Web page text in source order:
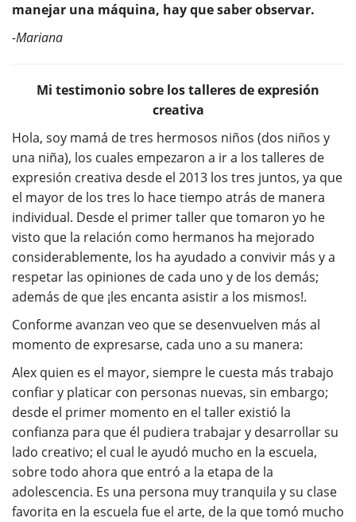
manejar una máquina, hay que saber observar.
-Mariana
Mi testimonio sobre los talleres de expresión
creativa
Hola, soy mamá de tres hermosos niños (dos niños y
una niña), los cuales empezaron a ir a los talleres de
expresión creativa desde el 2013 los tres juntos, ya que
el mayor de los tres lo hace tiempo atrás de manera
individual. Desde el primer taller que tomaron yo he
visto que la relación como hermanos ha mejorado
considerablemente, los ha ayudado a convivir más y a
respetar las opiniones de cada uno y de los demás;
además de que ¡les encanta asistir a los mismos!.
Conforme avanzan veo que se desenvuelven más al
momento de expresarse, cada uno a su manera:
Alex quien es el mayor, siempre le cuesta más trabajo
confiar y platicar con personas nuevas, sin embargo;
desde el primer momento en el taller existió la
confianza para que él pudiera trabajar y desarrollar su
lado creativo; el cual le ayudó mucho en la escuela,
sobre todo ahora que entró a la etapa de la
adolescencia. Es una persona muy tranquila y su clase
favorita en la escuela fue el arte, de la que tomó mucho